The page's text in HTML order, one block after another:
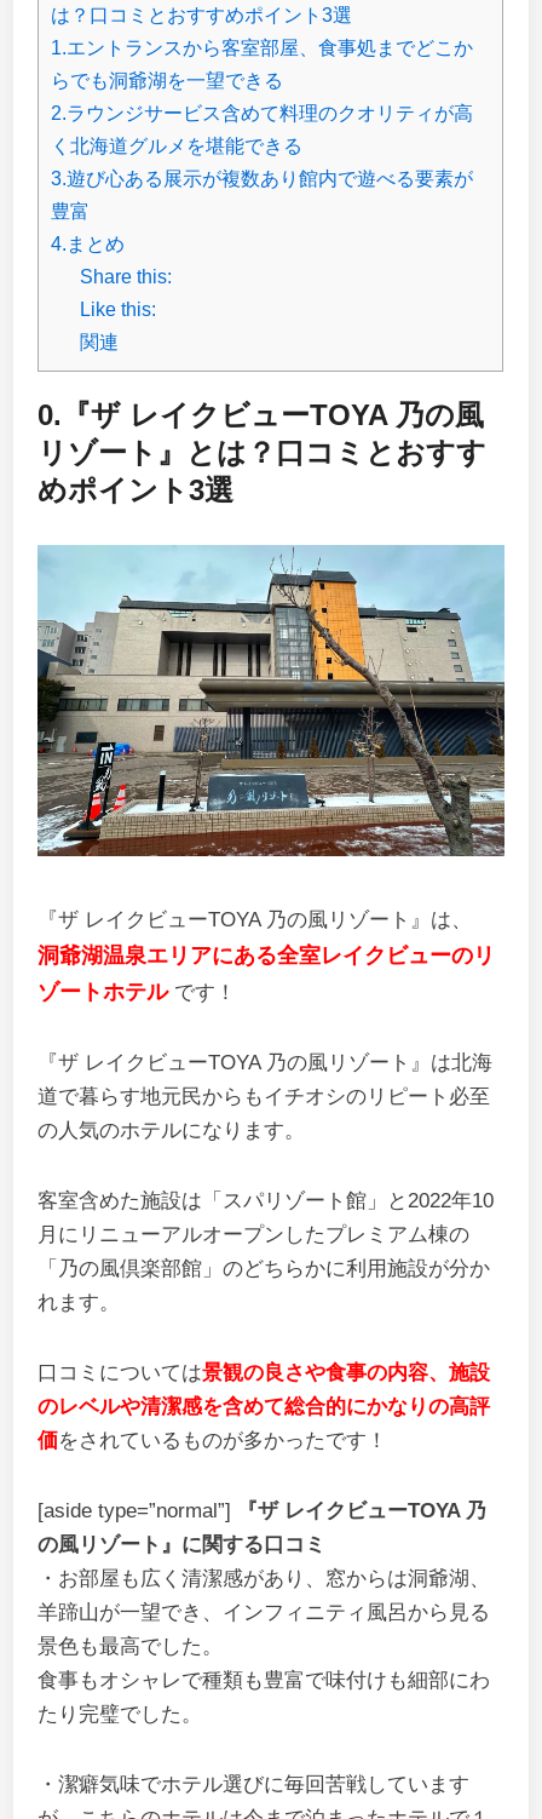
は？口コミとおすすめポイント3選
1.エントランスから客室部屋、食事処までどこか
らでも洞爺湖を一望できる
2.ラウンジサービス含めて料理のクオリティが高
く北海道グルメを堪能できる
3.遊び心ある展示が複数あり館内で遊べる要素が
豊富
4.まとめ
Share this:
Like this:
関連
0.『ザ レイクビューTOYA 乃の風
リゾート』とは？口コミとおすす
めポイント3選
『ザ レイクビューTOYA 乃の風リゾート』は、
洞爺湖温泉エリアにある全室レイクビューのリ
ゾートホテル です！
『ザ レイクビューTOYA 乃の風リゾート』は北海
道で暮らす地元民からもイチオシのリピート必至
の人気のホテルになります。
客室含めた施設は「スパリゾート館」と2022年10
月にリニューアルオープンしたプレミアム棟の
「乃の風倶楽部館」のどちらかに利用施設が分か
れます。
口コミについては景観の良さや食事の内容、施設
のレベルや清潔感を含めて総合的にかなりの高評
価をされているものが多かったです！
[aside type=”normal”]
『ザ レイクビューTOYA 乃
の風リゾート』に関する口コミ
・お部屋も広く清潔感があり、窓からは洞爺湖、
羊蹄山が一望でき、インフィニティ風呂から見る
景色も最高でした。
食事もオシャレで種類も豊富で味付けも細部にわ
たり完璧でした。
・潔癖気味でホテル選びに毎回苦戦しています